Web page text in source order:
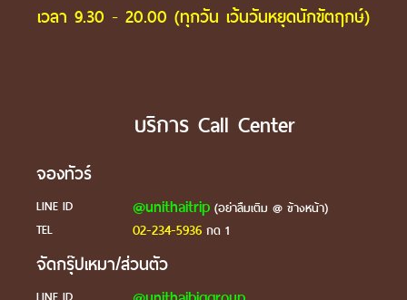
เวลา 9.30 - 20.00 (ทุกวัน เว้นวันหยุดนักขัตฤกษ์)
บริการ Call Center
จองทัวร์
LINE ID @unithaitrip(อย่าลืมเติม @ ข้างหน้า)
TEL
02-234-5936กด 1
จัดกรุ๊ปเหมา/ส่วนตัว